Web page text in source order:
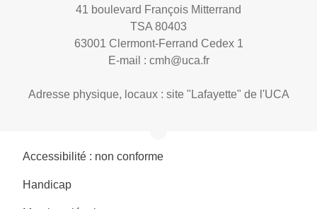
41 boulevard François Mitterrand
TSA 80403
63001 Clermont-Ferrand Cedex 1
E-mail : cmh@uca.fr
Adresse physique, locaux : site "Lafayette" de l'UCA
Accessibilité : non conforme
Handicap